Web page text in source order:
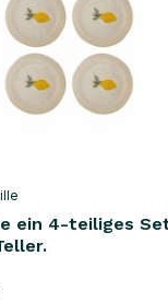
ein 4-teiliges